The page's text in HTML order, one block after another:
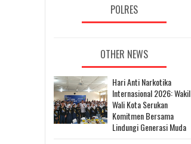
POLRES
OTHER NEWS
Hari Anti Narkotika
Internasional 2026: Wakil
Wali Kota Serukan
Komitmen Bersama
Lindungi Generasi Muda